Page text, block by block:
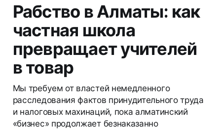
Рабство в Алматы: как
частная школа
превращает учителей
в товар
Мы требуем от властей немедленного
расследования фактов принудительного труда
и налоговых махинаций, пока алматинский
«бизнес» продолжает безнаказанно